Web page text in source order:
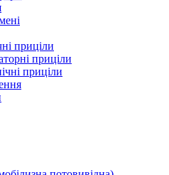
приціли
приціли
приціли